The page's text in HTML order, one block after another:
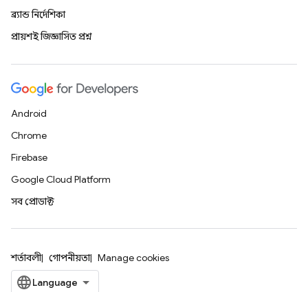
ব্র্যান্ড নির্দেশিকা
প্রায়শই জিজ্ঞাসিত প্রশ্ন
Android
Chrome
Firebase
Google Cloud Platform
সব প্রোডাক্ট
শর্তাবলী গোপনীয়তা Manage cookies